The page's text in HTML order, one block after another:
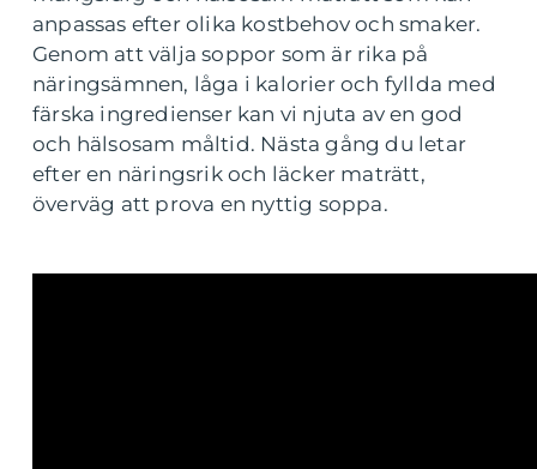
anpassas efter olika kostbehov och smaker.
Genom att välja soppor som är rika på
näringsämnen, låga i kalorier och fyllda med
färska ingredienser kan vi njuta av en god
och hälsosam måltid. Nästa gång du letar
efter en näringsrik och läcker maträtt,
överväg att prova en nyttig soppa.